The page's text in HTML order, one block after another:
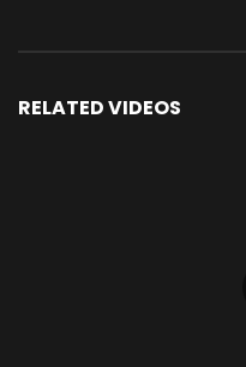
RELATED VIDEOS